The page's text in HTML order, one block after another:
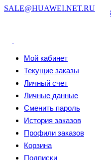
SALE@HUAWEI.NET.RU
Мой кабинет
Текущие заказы
Личный счет
Личные данные
Сменить пароль
История заказов
Профили заказов
Корзина
Подписки